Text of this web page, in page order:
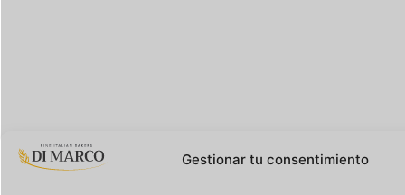
Gestionar tu consentimiento